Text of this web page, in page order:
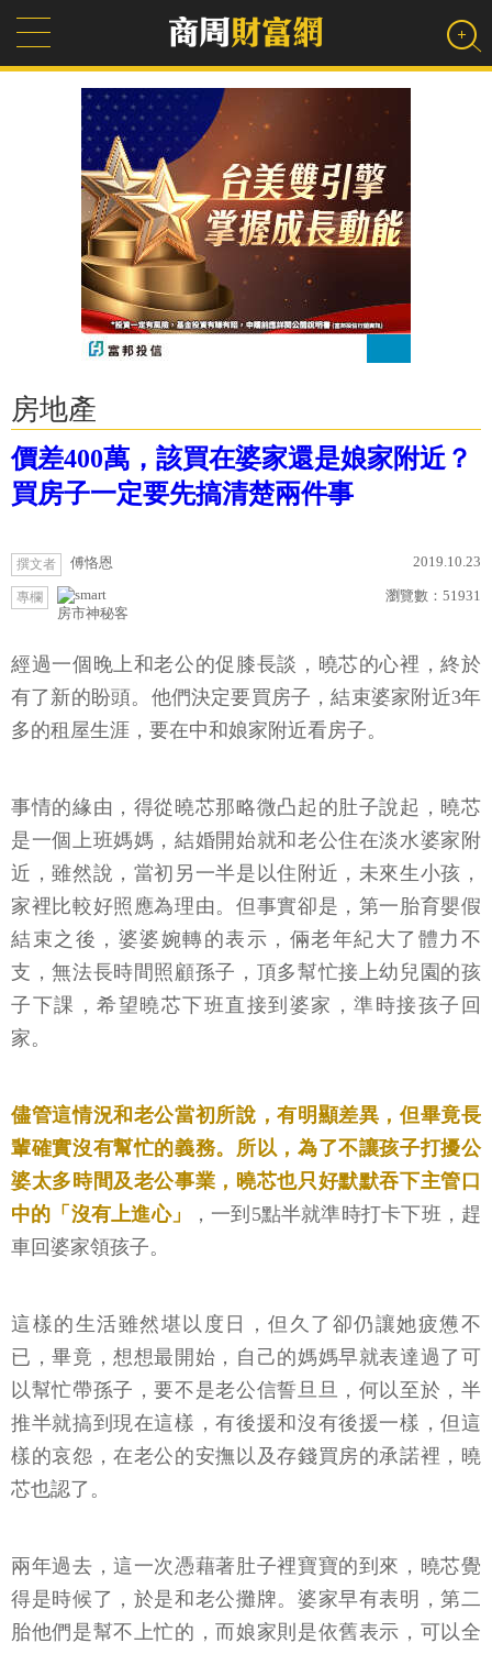
房地產
價差400萬，該買在婆家還是娘家附近？
買房子一定要先搞清楚兩件事
撰文者 傅恪恩 2019.10.23
專欄
房市神秘客
瀏覽數： 51931
經過一個晚上和老公的促膝長談，曉芯的心裡，終於
有了新的盼頭。他們決定要買房子，結束婆家附近3年
多的租屋生涯，要在中和娘家附近看房子。
事情的緣由，得從曉芯那略微凸起的肚子說起，曉芯
是一個上班媽媽，結婚開始就和老公住在淡水婆家附
近，雖然說，當初另一半是以住附近，未來生小孩，
家裡比較好照應為理由。但事實卻是，第一胎育嬰假
結束之後，婆婆婉轉的表示，倆老年紀大了體力不
支，無法長時間照顧孫子，頂多幫忙接上幼兒園的孩
子下課，希望曉芯下班直接到婆家，準時接孩子回
家。
儘管這情況和老公當初所說，有明顯差異，但畢竟長
輩確實沒有幫忙的義務。所以，為了不讓孩子打擾公
婆太多時間及老公事業，曉芯也只好默默吞下主管口
中的「沒有上進心」
，一到5點半就準時打卡下班，趕
車回婆家領孩子。
這樣的生活雖然堪以度日，但久了卻仍讓她疲憊不
已，畢竟，想想最開始，自己的媽媽早就表達過了可
以幫忙帶孫子，要不是老公信誓旦旦，何以至於，半
推半就搞到現在這樣，有後援和沒有後援一樣，但這
樣的哀怨，在老公的安撫以及存錢買房的承諾裡，曉
芯也認了。
兩年過去，這一次憑藉著肚子裡寶寶的到來，曉芯覺
得是時候了，於是和老公攤牌。婆家早有表明，第二
胎他們是幫不上忙的，而娘家則是依舊表示，可以全